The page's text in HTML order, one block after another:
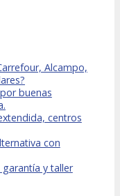
Alcampo,
buenas
centros
con
y taller